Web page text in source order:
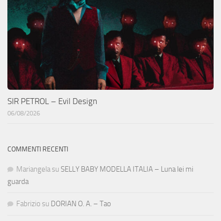
SIR PETROL – Evil Design
06/08/2026
COMMENTI RECENTI
Mariangela su SELLY BABY MODELLA ITALIA – Luna lei mi
guarda
Fabrizio su DORIAN O. A. – Tao